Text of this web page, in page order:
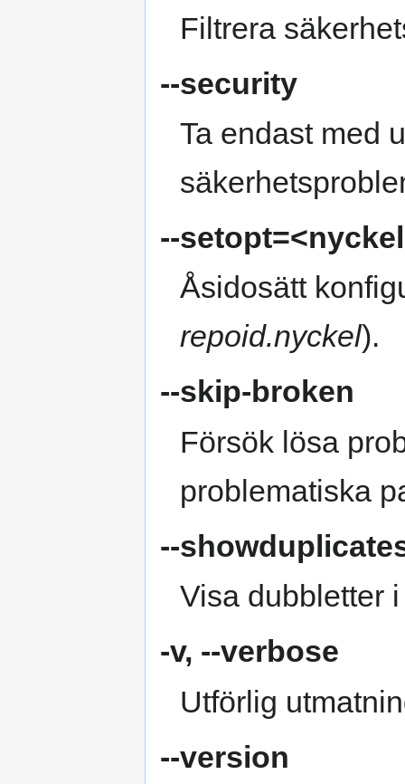
Filtrera
--security
Ta endast med
--
Åsidosätt
repoid.nyckel).
--skip-broken
Försök lösa
problematiska
--
Visa dubbletter
-v, --verbose
Utförlig
--version